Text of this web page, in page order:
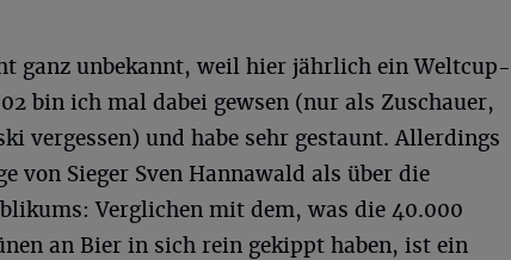
ganz unbekannt, weil hier jährlich ein Weltcup-
bin ich mal dabei gewsen (nur als Zuschauer,
vergessen) und habe sehr gestaunt. Allerdings
von Sieger Sven Hannawald als über die
Verglichen mit dem, was die 40.000
an Bier in sich rein gekippt haben, ist ein